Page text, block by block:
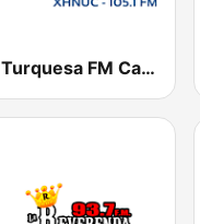
Turquesa FM Cancún